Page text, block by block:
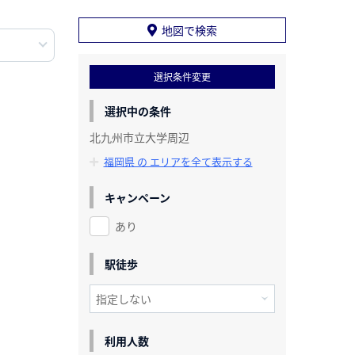
地図で検索
選択条件変更
選択中の条件
北九州市立大学周辺
福岡県 の エリアを全て表示する
キャンペーン
あり
駅徒歩
利用人数